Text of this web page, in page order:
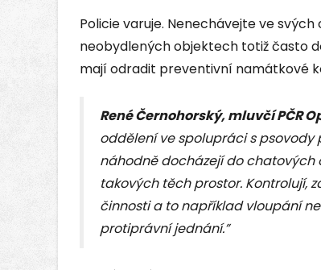
Policie varuje. Nenechávejte ve
neobydlených objektech totiž často
mají odradit preventivní namátkové
René Černohorský, mluvčí PČR
oddělení ve spolupráci s
náhodně docházejí do chatových
takových těch prostor. Kontrolují,
činnosti a to například vloupání
protiprávní jednání.”